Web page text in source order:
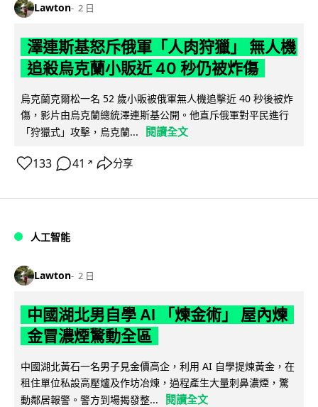
Lawton 2 日
澤連斯基怒斥俄軍「人肉狩獵」 無人機
追殺烏克蘭小販近 40 秒仍被炸傷
烏克蘭克爾松一名 52 歲小販被俄軍無人機追擊近 40 秒後被炸
傷，影片由烏克蘭總統澤連斯基公開。他直斥俄軍對平民進行
「狩獵式」攻擊，烏克蘭...
閱讀全文
133 41 ↗ 分享
人工智能
Lawton 2 日
中國湖北男自學 AI 「煉金術」 屋內煉
金冒濃煙驚動全區
中國湖北黃石一名男子見金價高企，利用 AI 自學提煉黃金，在
租住單位私設高壓爐及作坊冶煉，過程產生大量刺鼻濃煙，驚
動鄰居報警。警方到場揭發整...
閱讀全文